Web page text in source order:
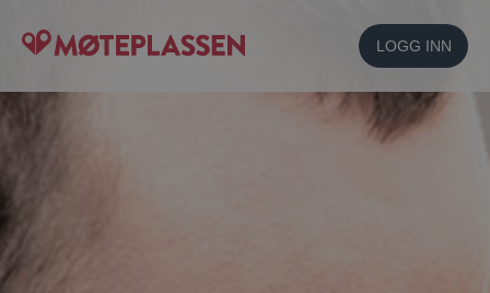
LOGG INN